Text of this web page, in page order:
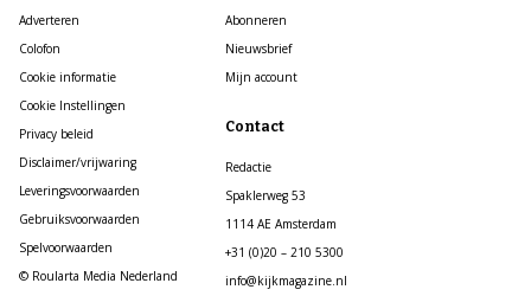
Adverteren
Colofon
Cookie informatie
Cookie Instellingen
Privacy beleid
Disclaimer/vrijwaring
Leveringsvoorwaarden
Gebruiksvoorwaarden
Spelvoorwaarden
© Roularta Media Nederland
Abonneren
Nieuwsbrief
Mijn account
Contact
Redactie
Spaklerweg 53
1114 AE Amsterdam
+31 (0)20 – 210 5300
info@kijkmagazine.nl